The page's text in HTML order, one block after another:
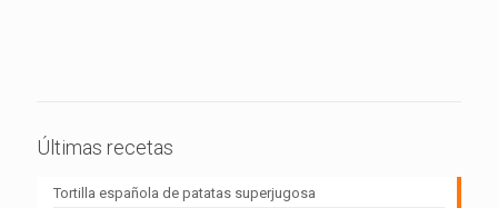
Últimas recetas
Tortilla española de patatas superjugosa